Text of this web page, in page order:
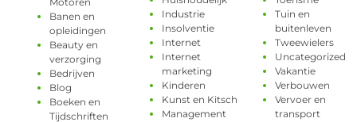
Banen en
opleidingen
Beauty en
verzorging
Bedrijven
Blog
Boeken en
Tijdschriften
Industrie
Insolventie
Internet
Internet
marketing
Kinderen
Kunst en Kitsch
Management
Tuin en
buitenleven
Tweewielers
Uncategorized
Vakantie
Verbouwen
Vervoer en
transport